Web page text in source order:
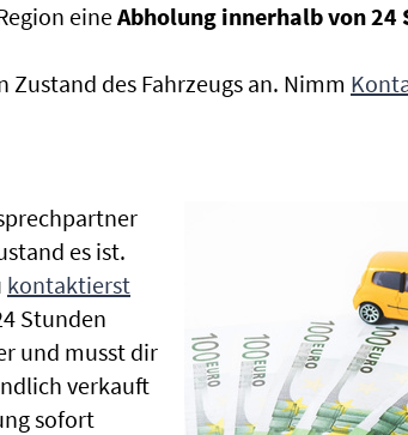
eineAbholung innerhalb von 24
des Fahrzeugs an. Nimm
es ist.
kontaktierst
Stunden
und musst dir
verkauft
sofort